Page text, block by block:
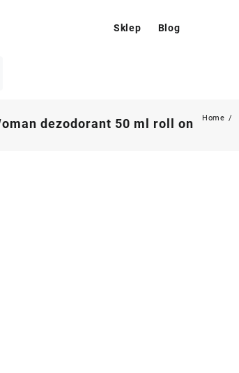
Sklep Blog
dezodorant 50 ml roll on Home